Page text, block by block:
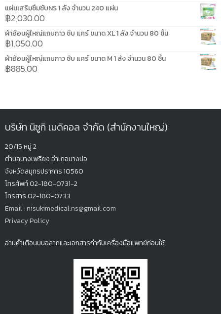
แผ่นเสริมซึมซับNS 1 ลัง จำนวน 240 แผ่น
฿2,030.00
ผ้าอ้อมผู้ใหญ่แถบกาว ซับ แคร์ ขนาด XL 1 ลัง จำนวน 80 ชิ้น
฿1,050.00
ผ้าอ้อมผู้ใหญ่แถบกาว ซับ แคร์ ขนาด M 1 ลัง จำนวน 80 ชิ้น
฿885.00
บริษัท นิซูกิ เมดิคอล จำกัด (สำนักงานใหญ่)
20/15 หมู่ 2
ตำบลบางเพรียงอำเภอบางบ่อ
จังหวัดสมุทรปราการ 10560
โทรศัพท์ 02-180-0731-2
โทรสาร 02-180-0733
Email : nisukimedical.ns@gmail.com
Privacy Policy
อ่านคำเตือนบนฉลากและเอกสารกำกับเครื่องมือแพทย์ก่อนใช้